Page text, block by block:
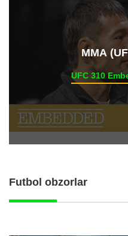
ММА
UFC 310
Futbol obzorlar